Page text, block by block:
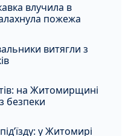
влучила в
пожежа
витягли з
на Житомирщині
безпеки
у Житомирі